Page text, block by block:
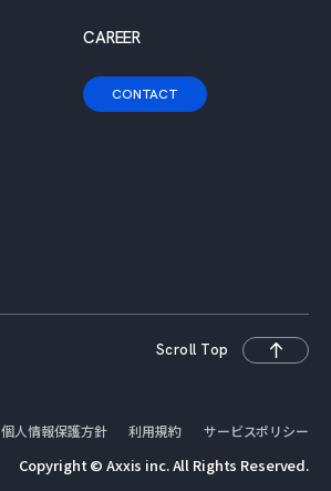
CAREER
CONTACT
Scroll Top
個人情報保護方針 利用規約 サービスポリシー
Copyright © Axxis inc. All Rights Reserved.